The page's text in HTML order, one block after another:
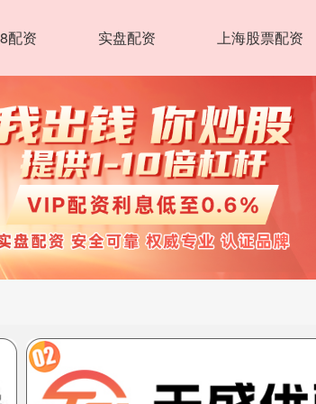
配资 实盘配资 上海股票配资